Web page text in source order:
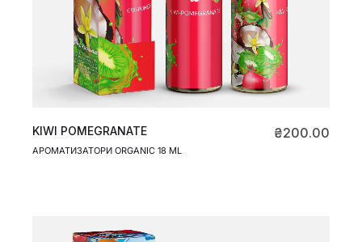
KIWI POMEGRANATE
АРОМАТИЗАТОРИ ORGANIC 18 ML
₴200.00